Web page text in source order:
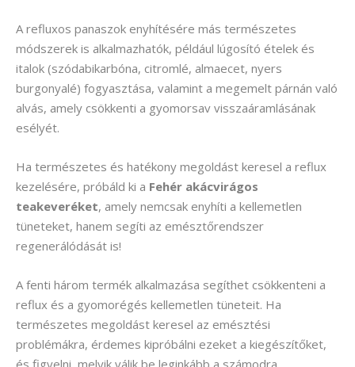
A refluxos panaszok enyhítésére más természetes
módszerek is alkalmazhatók, például lúgosító ételek és
italok (szódabikarbóna, citromlé, almaecet, nyers
burgonyalé) fogyasztása, valamint a megemelt párnán való
alvás, amely csökkenti a gyomorsav visszaáramlásának
esélyét.
Ha természetes és hatékony megoldást keresel a reflux
kezelésére, próbáld ki a Fehér akácvirágos
teakeveréket, amely nemcsak enyhíti a kellemetlen
tüneteket, hanem segíti az emésztőrendszer
regenerálódását is!
A fenti három termék alkalmazása segíthet csökkenteni a
reflux és a gyomorégés kellemetlen tüneteit. Ha
természetes megoldást keresel az emésztési
problémákra, érdemes kipróbálni ezeket a kiegészítőket,
és figyelni, melyik válik be leginkább a számodra.